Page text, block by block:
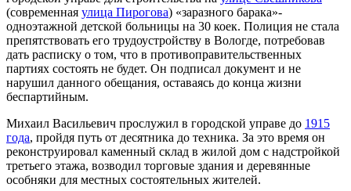
(современная улица Пирогова) «заразного барака»-
одноэтажной детской больницы на 30 коек. Полиция не стала
препятствовать его трудоустройству в Вологде, потребовав
дать расписку о том, что в противоправительственных
партиях состоять не будет. Он подписал документ и не
нарушил данного обещания, оставаясь до конца жизни
беспартийным.
Михаил Васильевич прослужил в городской управе до 1915
года, пройдя путь от десятника до техника. За это время он
реконструировал каменный склад в жилой дом с надстройкой
третьего этажа, возводил торговые здания и деревянные
особняки для местных состоятельных жителей.